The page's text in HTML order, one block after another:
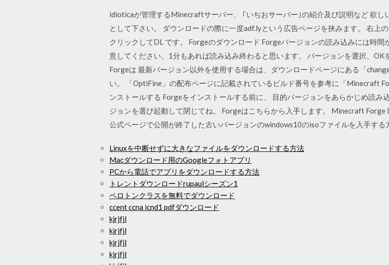
idioticaが管理するMinecraftサーバー、 ｢いぢおサーバー｣の紹介及び説明など 欲し
として下さい。 ダウンロードの際に一度adf.lyという広告ページを挟みます。 右上
クリックしてDL です。 Forgeのダウンロード Forgeバージョンの読み込みには時
意してください。1分もあれば読み込み終わると思います。 バージョンを選択、OK
Forgeは 最新バージョン以外を使用する場合は、ダウンロードページにある「
い。 「OptiFine」の配布ページに記載されているビルド番号を参考に「Minecraft
ンストールする Forgeをインストールする前に、 目的バージョンをあらかじめ読み
ジョンを選び起動して閉じてね。 Forgeはこちらから入手します。 Minecraft
公式ページで公開が終了した古いバージョンのwindows10のisoファイルを入手す
Linuxを中断せずに大きなファイルをダウンロードする方法
Macダウンロード用のGoogleフォトアプリ
PCから電話でアプリをダウンロードする方法
トレントダウンロードrupaulシーズン1
ペロトンクラスを無料でダウンロード
ccent ccna icnd1 pdfダウンロード
kjrjfjl
kjrjfjl
kjrjfjl
kjrjfjl